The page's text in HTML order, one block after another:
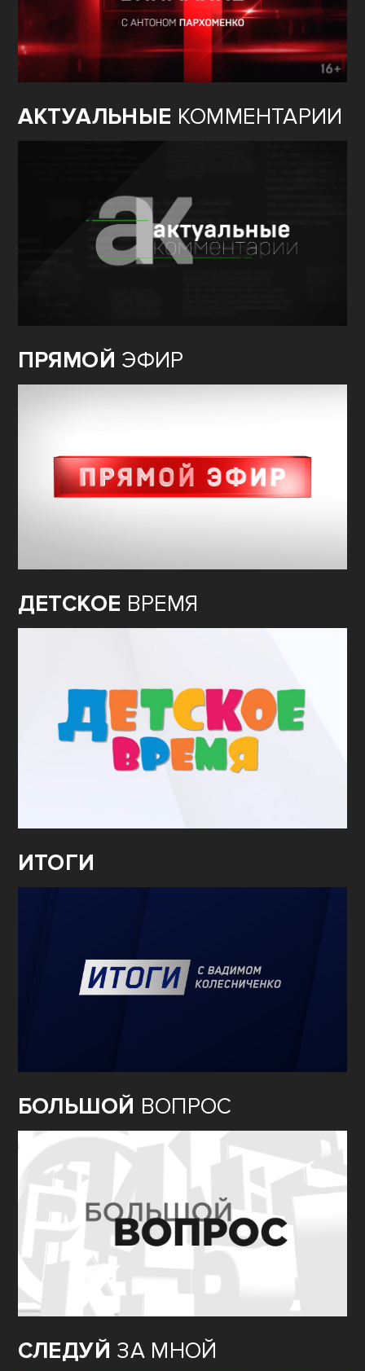
АКТУАЛЬНЫЕ КОММЕНТАРИИ
ПРЯМОЙ ЭФИР
ДЕТСКОЕ ВРЕМЯ
ИТОГИ
БОЛЬШОЙ ВОПРОС
СЛЕДУЙ ЗА МНОЙ